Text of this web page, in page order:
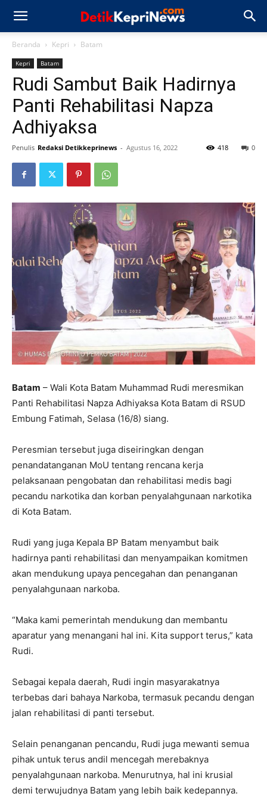
Beranda Kepri Batam
Kepri Batam
Rudi Sambut Baik Hadirnya
Panti Rehabilitasi Napza
Adhiyaksa
Penulis Redaksi Detikkeprinews - Agustus 16, 2022 0
418
Batam – Wali Kota Batam Muhammad Rudi meresmikan
Panti Rehabilitasi Napza Adhiyaksa Kota Batam di RSUD
Embung Fatimah, Selasa (16/8) siang.
Peresmian tersebut juga diseiringkan dengan
penandatanganan MoU tentang rencana kerja
pelaksanaan pengobatan dan rehabilitasi medis bagi
pecandu narkotika dan korban penyalahgunaan narkotika
di Kota Batam.
Rudi yang juga Kepala BP Batam menyambut baik
hadirnya panti rehabilitasi dan menyampaikan komitmen
akan mendukung upaya pencegahan dan penanganan
penyalahgunaan narkoba.
“Maka kami pemerintah mendukung dan membantu
aparatur yang menangani hal ini. Kita support terus,” kata
Rudi.
Sebagai kepala daerah, Rudi ingin masyarakatnya
terbebas dari bahaya Narkoba, termasuk pecandu dengan
jalan rehabilitasi di panti tersebut.
Selain penanganan pencandu, Rudi juga mewanti semua
pihak untuk terus andil mencegah merebaknya
penyalahgunaan narkoba. Menurutnya, hal ini krusial
demi terwujudnya Batam yang lebih baik kedepannya.